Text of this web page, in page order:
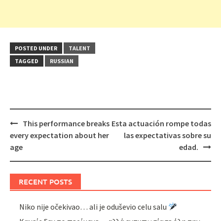
POSTED UNDER
TALENT
TAGGED
RUSSIAN
Post
navigation
This performance breaks
every expectation about her
age
Esta actuación rompe todas
las expectativas sobre su
edad.
RECENT POSTS
Niko nije očekivao… ali je oduševio celu salu